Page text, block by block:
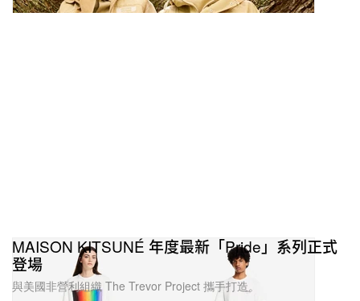
MAISON KITSUNÉ 年度最新「Pride」系列正式
登場
與美國非營利組織 The Trevor Project 攜手打造。